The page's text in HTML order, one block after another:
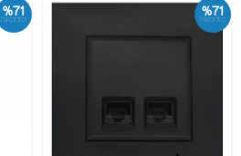
%71
İskonto %71
İskonto